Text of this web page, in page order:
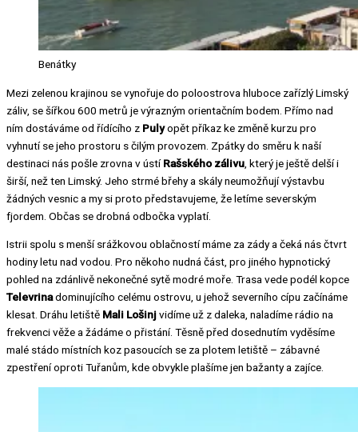
Benátky
Mezi zelenou krajinou se vynořuje do poloostrova hluboce zařízlý Limský
záliv, se šířkou 600 metrů je výrazným orientačním bodem. Přímo nad
ním dostáváme od řídícího z Pulyopět příkaz ke změně kurzu pro
vyhnutí se jeho prostoru s čilým provozem. Zpátky do směru k naší
destinaci nás pošle zrovna v ústíRašského zálivu , který je ještě delší i
širší, než ten Limský. Jeho strmé břehy a skály neumožňují výstavbu
žádných vesnic a my si proto představujeme, že letíme severským
fjordem. Občas se drobná odbočka vyplatí.
Istrii spolu s menší srážkovou oblačností máme za zády a čeká nás čtvrt
hodiny letu nad vodou. Pro někoho nudná část, pro jiného hypnotický
pohled na zdánlivě nekonečné sytě modré moře. Trasa vede podél kopce
Televrinadominujícího celému ostrovu, u jehož severního cípu začínáme
klesat. Dráhu letiště Mali Lošinjvidíme už z daleka, naladíme rádio na
frekvenci věže a žádáme o přistání. Těsně před dosednutím vyděsíme
malé stádo místních koz pasoucích se za plotem letiště – zábavné
zpestření oproti Tuřanům, kde obvykle plašíme jen bažanty a zajíce.